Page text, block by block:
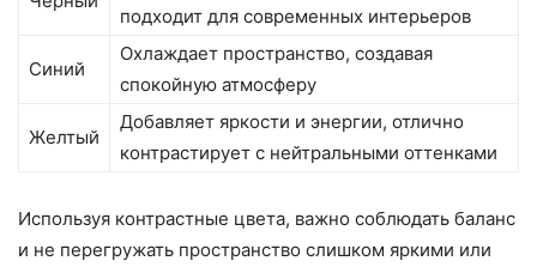
подходит для современных интерьеров
Синий
Охлаждает пространство, создавая
спокойную атмосферу
Желтый
Добавляет яркости и энергии, отлично
контрастирует с нейтральными оттенками
Используя контрастные цвета, важно соблюдать баланс
и не перегружать пространство слишком яркими или